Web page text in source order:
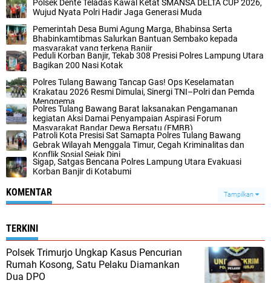
Polsek Dente Teladas Kawal Ketat SMANSA DELTA CUP 2026,
Wujud Nyata Polri Hadir Jaga Generasi Muda
Pemerintah Desa Bumi Agung Marga, Bhabinsa Serta
Bhabinkamtibmas Salurkan Bantuan Sembako kepada
masyarakat yang terkena Banjir
Peduli Korban Banjir, Tekab 308 Presisi Polres Lampung Utara
Bagikan 200 Nasi Kotak
Polres Tulang Bawang Tancap Gas! Ops Keselamatan
Krakatau 2026 Resmi Dimulai, Sinergi TNI–Polri dan Pemda
Menggema
Polres Tulang Bawang Barat laksanakan Pengamanan
kegiatan Aksi Damai Penyampaian Aspirasi Forum
Masyarakat Bandar Dewa Bersatu (FMBB)
Patroli Kota Presisi Sat Samapta Polres Tulang Bawang
Gebrak Wilayah Menggala Timur, Cegah Kriminalitas dan
Konflik Sosial Sejak Dini
Sigap, Satgas Bencana Polres Lampung Utara Evakuasi
Korban Banjir di Kotabumi
KOMENTAR Tampilkan
TERKINI
Polsek Trimurjo Ungkap Kasus Pencurian
Rumah Kosong, Satu Pelaku Diamankan
Dua DPO